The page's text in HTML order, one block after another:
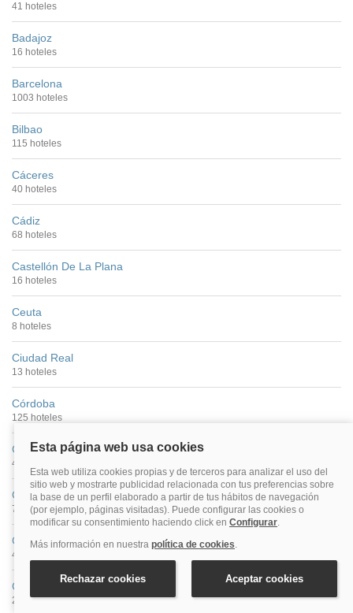
41 hoteles
Badajoz
16 hoteles
Barcelona
1003 hoteles
Bilbao
115 hoteles
Cáceres
40 hoteles
Cádiz
68 hoteles
Castellón De La Plana
16 hoteles
Ceuta
8 hoteles
Ciudad Real
13 hoteles
Córdoba
125 hoteles
Cuenca
46 hoteles
Gijón
72 hoteles
Girona
42 hoteles
Granada
299 hoteles